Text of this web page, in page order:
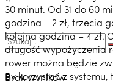
Brak wyników
30 minut. Od 31 do 60
godzina – 2 zł, trzecia
kolejna godzina – 4 zł.
długość wypożyczenia
rower można będzie
By korzystać z